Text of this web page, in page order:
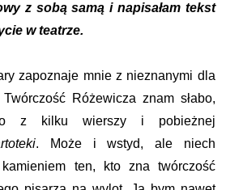
z sobą samą i napisałam tekst
w teatrze.
zapoznaje mnie z nieznanymi dla
Różewicza znam słabo,
z kilku wierszy i pobieżnej
. Może i wstyd, ale niech
ten, kto zna twórczość